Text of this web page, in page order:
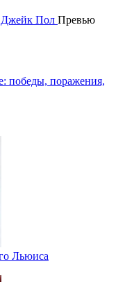
Пол Превью
победы, поражения,
Льюиса